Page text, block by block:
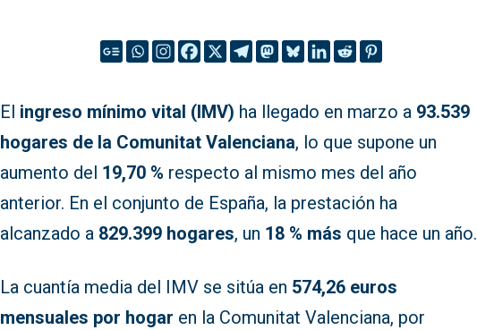
El ingreso mínimo vital (IMV) ha llegado en marzo a 93.539
hogares de la Comunitat Valenciana, lo que supone un
aumento del 19,70 % respecto al mismo mes del año
anterior. En el conjunto de España, la prestación ha
alcanzado a 829.399 hogares, un 18 % más que hace un año.
La cuantía media del IMV se sitúa en 574,26 euros
mensuales por hogar en la Comunitat Valenciana, por